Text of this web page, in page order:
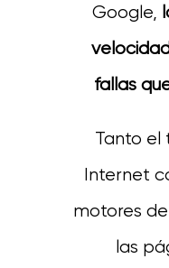
Google,
fallas
Tanto el
Internet
motores
las